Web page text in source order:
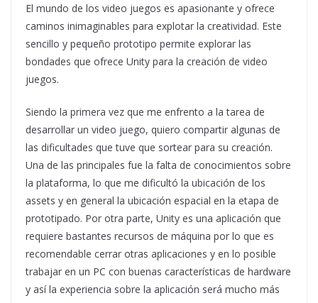
El mundo de los video juegos es apasionante y ofrece
caminos inimaginables para explotar la creatividad. Este
sencillo y pequeño prototipo permite explorar las
bondades que ofrece Unity para la creación de video
juegos.
Siendo la primera vez que me enfrento a la tarea de
desarrollar un video juego, quiero compartir algunas de
las dificultades que tuve que sortear para su creación.
Una de las principales fue la falta de conocimientos sobre
la plataforma, lo que me dificultó la ubicación de los
assets y en general la ubicación espacial en la etapa de
prototipado. Por otra parte, Unity es una aplicación que
requiere bastantes recursos de máquina por lo que es
recomendable cerrar otras aplicaciones y en lo posible
trabajar en un PC con buenas características de hardware
y así la experiencia sobre la aplicación será mucho más